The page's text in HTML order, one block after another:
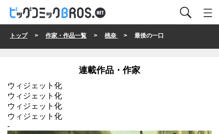
トップ> 作家・作品一覧 > 桃奈 > 最後の一口
連載作品・作家
ウィジェット化
ウィジェット化
ウィジェット化
ウィジェット化
-